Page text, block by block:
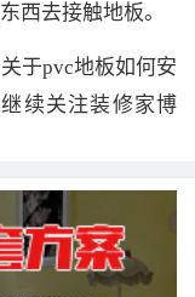
西去接触地板。
于pvc地板如何安
续关注装修家博